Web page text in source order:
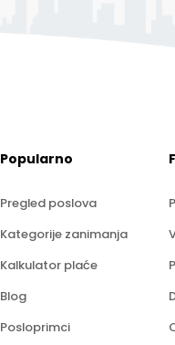
Popularno
Pregled poslova
Kategorije zanimanja
Kalkulator plaće
Blog
Posloprimci